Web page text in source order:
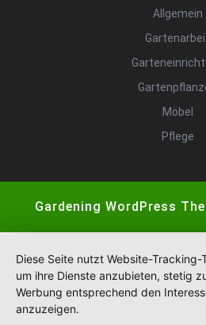
Allgemein
Möbel
Pflege
Gardening WordPress
Diese Seite nutzt Website-
um ihre Dienste anzubieten, stetig
Werbung entsprechend den
anzuzeigen.